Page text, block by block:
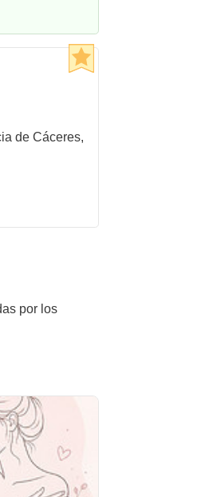
de Cáceres,
por los